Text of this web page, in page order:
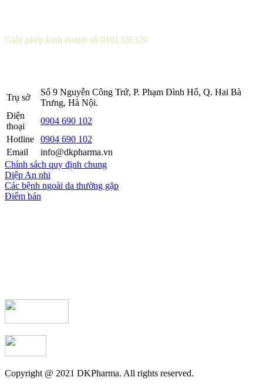
Giấy phép kinh doanh số 0101326329
Trụ sở
Số 9 Nguyễn Công Trứ, P. Phạm Đình Hổ, Q. Hai Bà
Trưng, Hà Nội.
Điện
thoại
0904 690 102
Hotline
0904 690 102
Email
info@dkpharma.vn
Chính sách quy định chung
Diệp An nhi
Các bệnh ngoài da thường gặp
Điểm bán
Copyright @ 2021 DKPharma. All rights reserved.